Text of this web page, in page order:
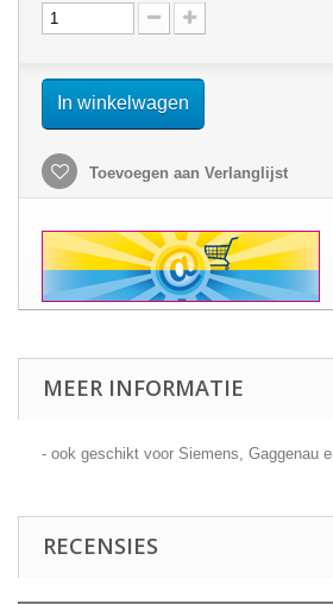
In winkelwagen
Toevoegen aan Verlanglijst
MEER INFORMATIE
- ook geschikt voor Siemens, Gaggenau
RECENSIES